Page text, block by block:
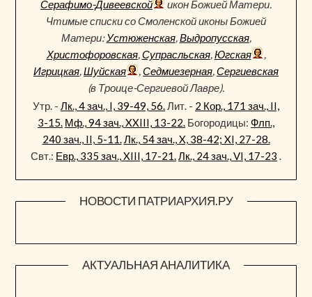
Серафимо-Дивеевской
икон Божией Матери.
Чтимые списки со Смоленской иконы Божией
Матери:Устюженская,Выдропусская,
Христофоровская,Супрасльская,Югская
,
Игрицкая,Шуйская ,Седмиезерная,Сергиевская
(в Троице-Сергиевой Лавре).
Утр. - Лк., 4 зач., I, 39-49, 56.Лит. - 2 Кор., 171 зач., II,
3-15. Мф., 94 зач., XXIII, 13-22. Богородицы: Флп.,
240 зач., II, 5-11.Лк., 54 зач., X, 38-42; XI, 27-28.
Свт.: Евр., 335 зач., XIII, 17-21.Лк., 24 зач., VI, 17-23 .
НОВОСТИ ПАТРИАРХИЯ.РУ
АКТУАЛЬНАЯ АНАЛИТИКА